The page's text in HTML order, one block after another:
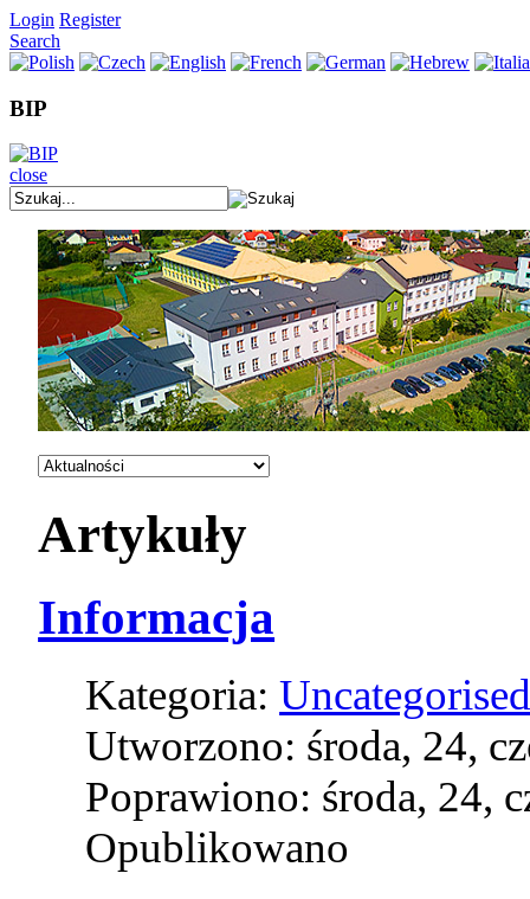
Login Register
Search
BIP
close
Artykuły
Informacja
Kategoria:
Utworzono: środa, 24,
Poprawiono: środa, 24,
Opublikowano